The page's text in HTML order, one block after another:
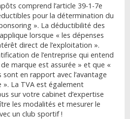
comprend l’article 39-1-7e
pour la détermination du
». La déductibilité des
lorsque « les dépenses
direct de l’exploitation ».
de l’entreprise qui entend
marque est assurée » et que «
sont en rapport avec l’avantage
». La TVA est également
sur votre cabinet d’expertise
les modalités et mesurer le
un club sportif !